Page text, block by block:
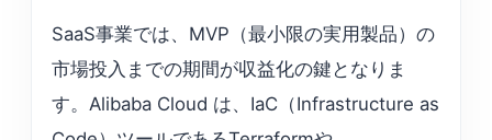
SaaS事業では、MVP（最小限の実用製品）の
市場投入までの期間が収益化の鍵となりま
す。Alibaba Cloud は、IaC（Infrastructure as